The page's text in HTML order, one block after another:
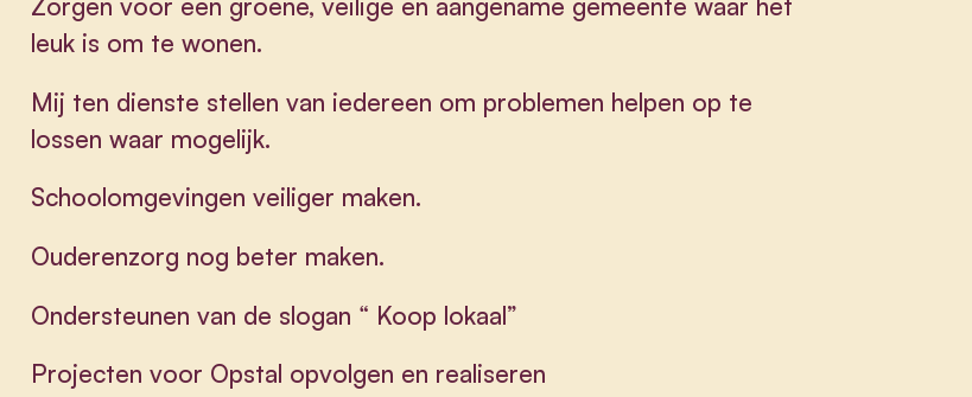
leuk is om te wonen.
Mij ten dienste stellen van iedereen om problemen helpen op te
lossen waar mogelijk.
Schoolomgevingen veiliger maken.
Ouderenzorg nog beter maken.
Ondersteunen van de slogan “ Koop lokaal”
Projecten voor Opstal opvolgen en realiseren